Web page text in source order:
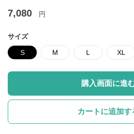
7,080 円
サイズ
S M L XL
購入画面に進
カートに追加す